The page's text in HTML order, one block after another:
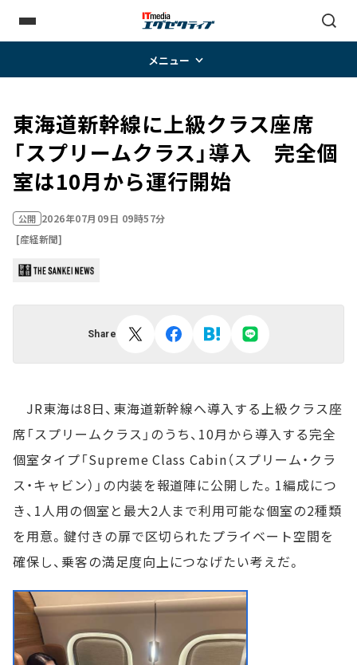
メニュー
東海道新幹線に上級クラス座席
「スプリームクラス」導入 完全個
室は10月から運行開始
公開 2026年07月09日 09時57分
[産経新聞]
Share
JR東海は8日、東海道新幹線へ導入する上級クラス座
席「スプリームクラス」のうち、10月から導入する完全
個室タイプ「Supreme Class Cabin（スプリーム・クラ
ス・キャビン）」の内装を報道陣に公開した。1編成につ
き、1人用の個室と最大2人まで利用可能な個室の2種類
を用意。鍵付きの扉で区切られたプライベート空間を
確保し、乗客の満足度向上につなげたい考えだ。